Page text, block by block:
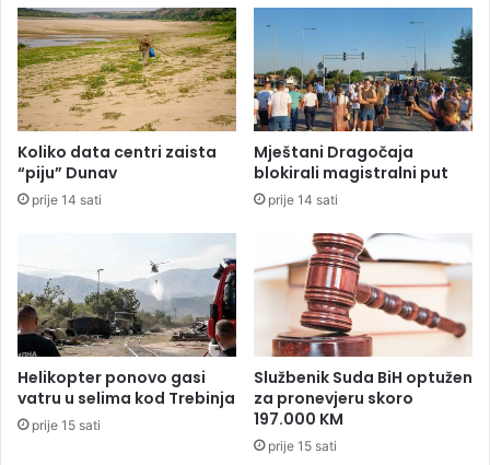
a
n
o
p
r
e
z
n
e
d
n
i
d
n
u
Z
e
n
i
i
r
e
d
a
n
9
6
5
Koliko data centri zaista
“piju” Dunav
prije 14 sati
Mještani Dragočaja
blokirali magistralni put
prije 14 sati
Helikopter ponovo gasi
vatru u selima kod Trebinja
prije 15 sati
Službenik Suda BiH optužen
za pronevjeru skoro
197.000 KM
prije 15 sati